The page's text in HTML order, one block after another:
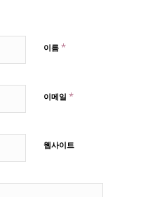
이름 *
이메일 *
웹사이트